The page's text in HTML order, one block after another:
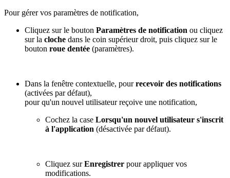
Pour gérer vos paramètres de notification,
Cliquez sur le bouton Paramètres de notification ou cliquez
sur la cloche dans le coin supérieur droit, puis cliquez sur le
bouton roue dentée (paramètres).
Dans la fenêtre contextuelle, pourrecevoir des notifications
(activées par défaut),
pour qu'un nouvel utilisateur reçoive une notification,
Cochez la case Lorsqu'un nouvel utilisateur s'inscrit
à l'application (désactivée par défaut).
Cliquez surEnregistrer pour appliquer vos
modifications.